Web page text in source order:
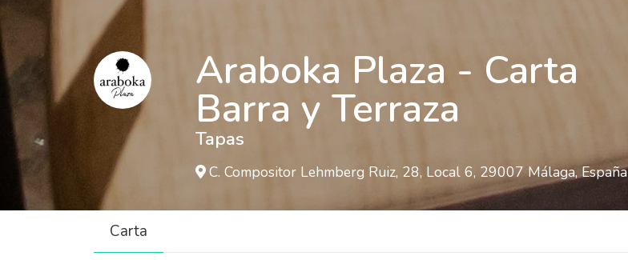
Araboka Plaza - Carta
Barra y Terraza
Tapas
C. Compositor Lehmberg Ruiz, 28, Local 6, 29007 Málaga, España
Carta